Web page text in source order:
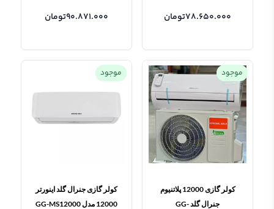
78.650.000تومان 90.871.000تومان
موجود
کولر گازی 12000 پلاتنیوم
جنرال گلد GG-
موجود
کولر گازی جنرال گلد اینورتر
12000 مدل GG-MS12000